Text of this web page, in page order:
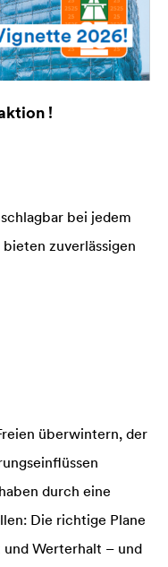
!
bei jedem
zuverlässigen
überwintern, der
durch eine
Die richtige Plane
Werterhalt – und